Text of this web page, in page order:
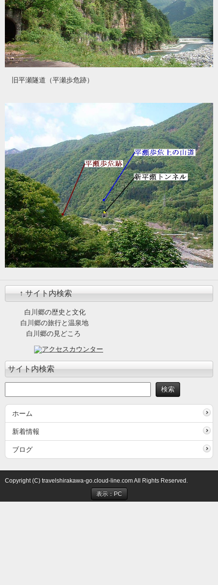
旧平瀬隧道（平瀬歩危跡）
↑ サイト内検索
白川郷の歴史と文化
白川郷の旅行と温泉地
白川郷の見どころ
サイト内検索
ホーム
新着情報
ブログ
Copyright (C) travelshirakawa-go.cloud-line.com All Rights Reserved.
表示：PC